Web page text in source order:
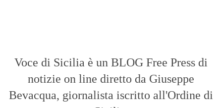
Voce di Sicilia è un BLOG Free Press di
notizie on line diretto da Giuseppe
Bevacqua, giornalista iscritto all'Ordine di